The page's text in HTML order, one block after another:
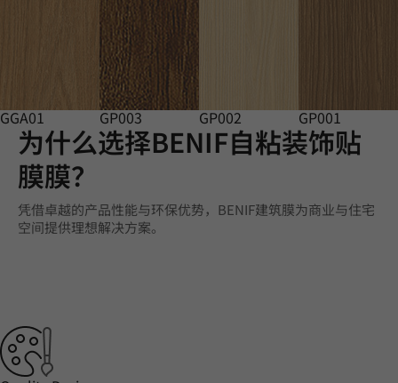
GGA01 GP003 GP002 GP001
为什么选择BENIF自粘装饰贴
膜膜？
凭借卓越的产品性能与环保优势，BENIF建筑膜为商业与住宅
空间提供理想解决方案。